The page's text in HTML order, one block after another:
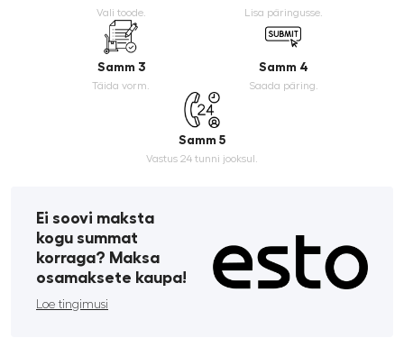
Vali toode. Lisa päringusse.
Samm 3
Täida vorm.
Samm 4
Saada päring.
Samm 5
Vastus 24 tunni jooksul.
Ei soovi maksta
kogu summat
korraga? Maksa
osamaksete kaupa!
Loe tingimusi